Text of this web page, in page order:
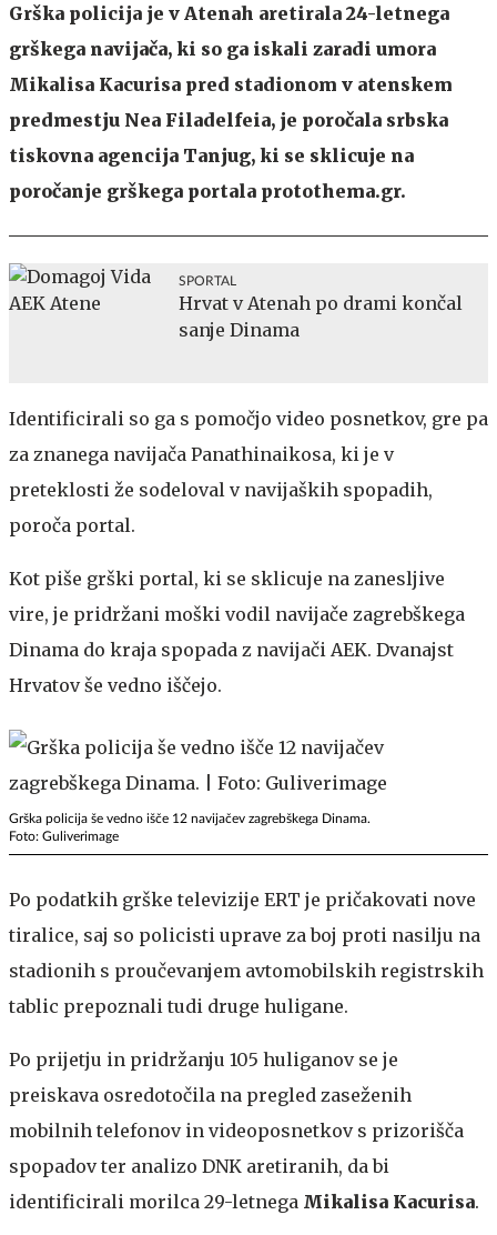
Grška policija je v Atenah aretirala 24-letnega
grškega navijača, ki so ga iskali zaradi umora
Mikalisa Kacurisa pred stadionom v atenskem
predmestju Nea Filadelfeia, je poročala srbska
tiskovna agencija Tanjug, ki se sklicuje na
poročanje grškega portala protothema.gr.
SPORTAL
Hrvat v Atenah po drami končal
sanje Dinama
Identificirali so ga s pomočjo video posnetkov, gre pa
za znanega navijača Panathinaikosa, ki je v
preteklosti že sodeloval v navijaških spopadih,
poroča portal.
Kot piše grški portal, ki se sklicuje na zanesljive
vire, je pridržani moški vodil navijače zagrebškega
Dinama do kraja spopada z navijači AEK. Dvanajst
Hrvatov še vedno iščejo.
Grška policija še vedno išče 12 navijačev zagrebškega Dinama.
Foto: Guliverimage
Po podatkih grške televizije ERT je pričakovati nove
tiralice, saj so policisti uprave za boj proti nasilju na
stadionih s proučevanjem avtomobilskih registrskih
tablic prepoznali tudi druge huligane.
Po prijetju in pridržanju 105 huliganov se je
preiskava osredotočila na pregled zaseženih
mobilnih telefonov in videoposnetkov s prizorišča
spopadov ter analizo DNK aretiranih, da bi
identificirali morilca 29-letnega Mikalisa Kacurisa.